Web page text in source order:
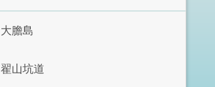
大膽島
翟山坑道